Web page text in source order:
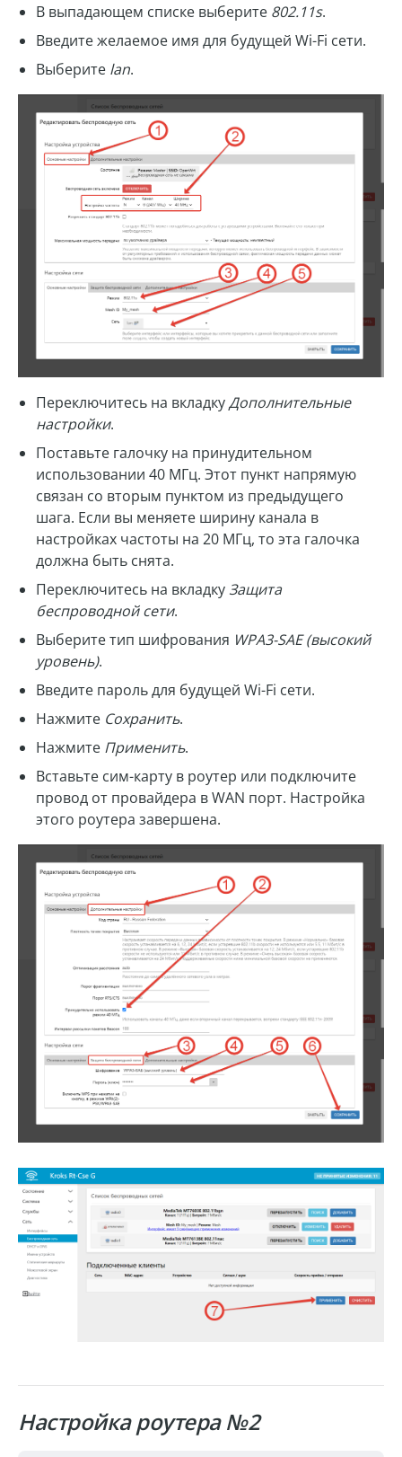
В выпадающем списке выберите 802.11s.
Введите желаемое имя для будущей Wi-Fi сети.
Выберите lan.
Переключитесь на вкладкуДополнительные
настройки.
Поставьте галочку на принудительном
использовании 40 МГц. Этот пункт напрямую
связан со вторым пунктом из предыдущего
шага. Если вы меняете ширину канала в
настройках частоты на 20 МГц, то эта галочка
должна быть снята.
Переключитесь на вкладку Защита
беспроводной сети.
Выберите тип шифрования WPA3-SAE (высокий
уровень).
Введите пароль для будущей Wi-Fi сети.
Нажмите Сохранить.
Нажмите Применить.
Вставьте сим-карту в роутер или подключите
провод от провайдера в WAN порт. Настройка
этого роутера завершена.
Настройка роутера №2